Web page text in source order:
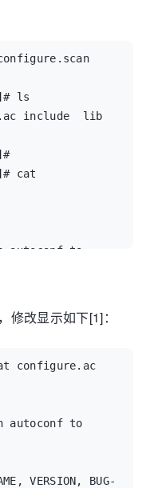
改显示如下[1]：
configure.ac